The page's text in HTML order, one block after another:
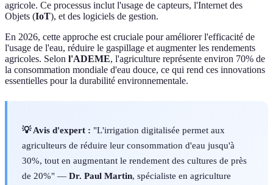
agricole. Ce processus inclut l'usage de capteurs, l'Internet des
Objets (IoT), et des logiciels de gestion.
En 2026, cette approche est cruciale pour améliorer l'efficacité de
l'usage de l'eau, réduire le gaspillage et augmenter les rendements
agricoles. Selon l'ADEME, l'agriculture représente environ 70% de
la consommation mondiale d'eau douce, ce qui rend ces innovations
essentielles pour la durabilité environnementale.
💡 Avis d'expert : "L'irrigation digitalisée permet aux
agriculteurs de réduire leur consommation d'eau jusqu'à
30%, tout en augmentant le rendement des cultures de près
de 20%" — Dr. Paul Martin, spécialiste en agriculture